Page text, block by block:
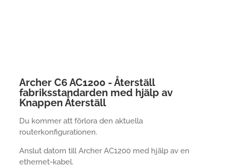
Archer C6 AC1200 - Återställ
fabriksstandarden med hjälp av
Knappen Återställ
Du kommer att förlora den aktuella
routerkonfigurationen.
Anslut datorn till Archer AC1200 med hjälp av en
ethernet-kabel.